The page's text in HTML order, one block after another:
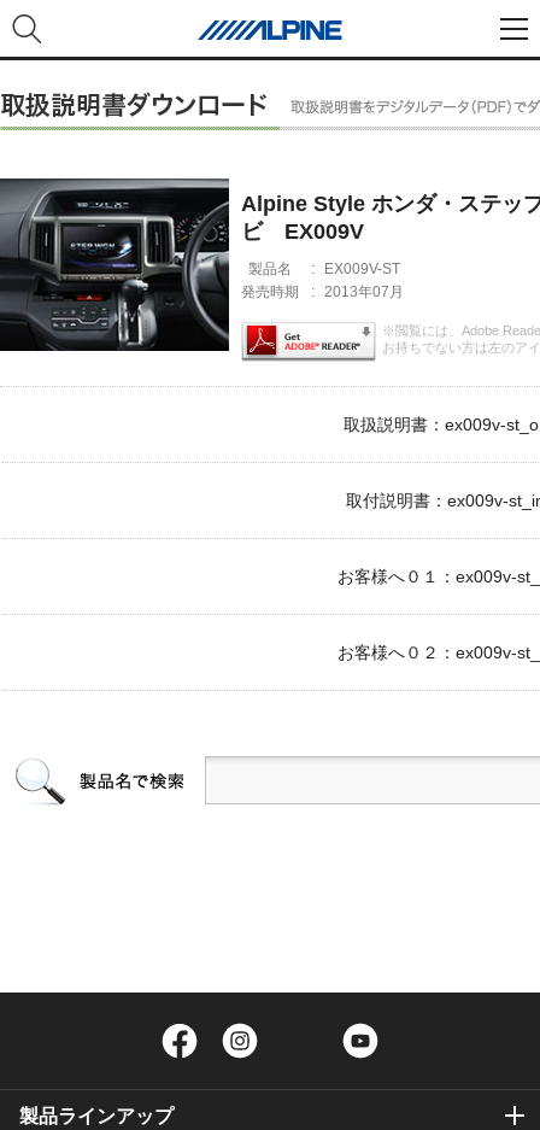
Alpine Style ホンダ・ステッ
ビ EX009V
製品名 :
EX009V-ST
発売時期
: 2013年07月
※閲覧には、Adobe
お持ちでない方は左のア
取扱説明書：ex009v-
取付説明書：ex009v-
お客様へ０１：ex009v-
お客様へ０２：ex009v-
Facebook Twitter
製品ラインアップ